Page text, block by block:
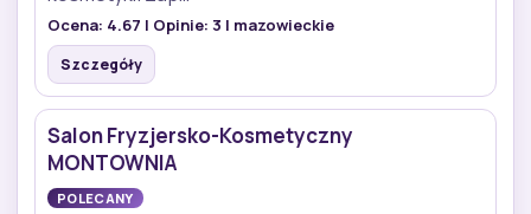
Ocena: 4.67 | Opinie: 3 | mazowieckie
Szczegóły
Salon Fryzjersko-Kosmetyczny
MONTOWNIA
POLECANY